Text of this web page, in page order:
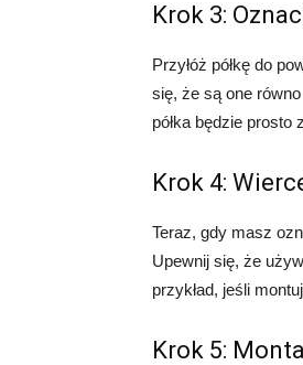
Krok 3:
Przyłóż półkę do
się, że są one
półka będzie prosto
Krok 4:
Teraz, gdy masz
Upewnij się, że
przykład, jeśli
Krok 5: